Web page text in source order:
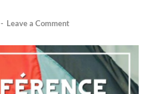
- Leave a Comment